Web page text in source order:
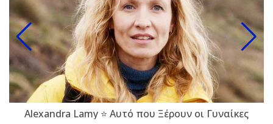
Alexandra Lamy ⭐ Αυτό που Ξέρουν οι Γυναίκες